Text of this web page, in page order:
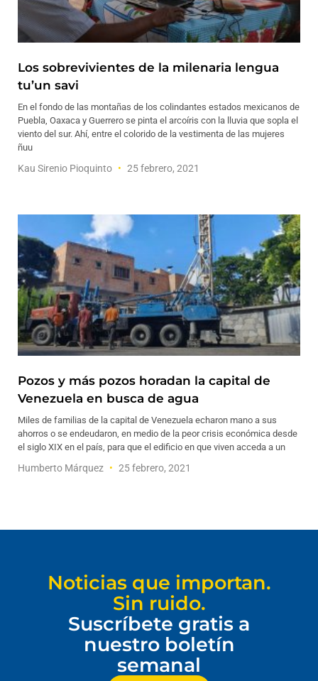
Los sobrevivientes de la milenaria lengua
tu’un savi
En el fondo de las montañas de los colindantes estados mexicanos de
Puebla, Oaxaca y Guerrero se pinta el arcoíris con la lluvia que sopla el
viento del sur. Ahí, entre el colorido de la vestimenta de las mujeres
ñuu
Kau Sirenio Pioquinto 25 febrero, 2021
Pozos y más pozos horadan la capital de
Venezuela en busca de agua
Miles de familias de la capital de Venezuela echaron mano a sus
ahorros o se endeudaron, en medio de la peor crisis económica desde
el siglo XIX en el país, para que el edificio en que viven acceda a un
Humberto Márquez 25 febrero, 2021
Noticias que importan.
Sin ruido.
Suscríbete gratis a
nuestro boletín
semanal